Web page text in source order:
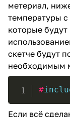
метериал,
температуры с
которые
скетче будут
необходимым
#
Если всё